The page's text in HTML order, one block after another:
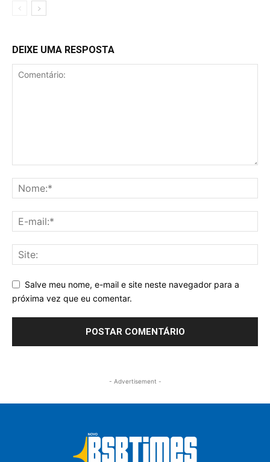
DEIXE UMA RESPOSTA
Salve meu nome, e-mail e site neste navegador para a
próxima vez que eu comentar.
- Advertisement -